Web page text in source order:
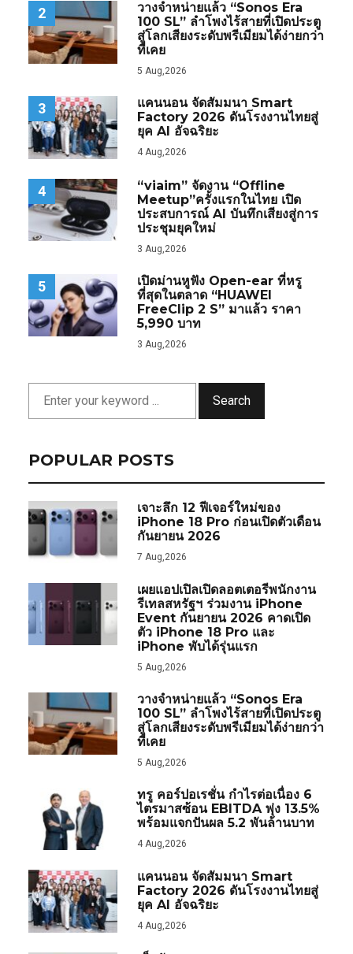
2
วางจำหน่ายแล้ว “Sonos Era
100 SL” ลำโพงไร้สายที่เปิดประตู
สู่โลกเสียงระดับพรีเมียมได้ง่ายกว่า
ที่เคย
5 Aug,2026
3
แคนนอน จัดสัมมนา Smart
Factory 2026 ดันโรงงานไทยสู่
ยุค AI อัจฉริยะ
4 Aug,2026
4
“viaim” จัดงาน “Offline
Meetup”ครั้งแรกในไทย เปิด
ประสบการณ์ AI บันทึกเสียงสู่การ
ประชุมยุคใหม่
3 Aug,2026
5
เปิดม่านหูฟัง Open-ear ที่หรู
ที่สุดในตลาด “HUAWEI
FreeClip 2 S” มาแล้ว ราคา
5,990 บาท
3 Aug,2026
Search
POPULAR POSTS
เจาะลึก 12 ฟีเจอร์ใหม่ของ
iPhone 18 Pro ก่อนเปิดตัวเดือน
กันยายน 2026
7 Aug,2026
เผยแอปเปิลเปิดลอตเตอรีพนักงาน
รีเทลสหรัฐฯ ร่วมงาน iPhone
Event กันยายน 2026 คาดเปิด
ตัว iPhone 18 Pro และ
iPhone พับได้รุ่นแรก
5 Aug,2026
วางจำหน่ายแล้ว “Sonos Era
100 SL” ลำโพงไร้สายที่เปิดประตู
สู่โลกเสียงระดับพรีเมียมได้ง่ายกว่า
ที่เคย
5 Aug,2026
ทรู คอร์ปอเรชั่น กำไรต่อเนื่อง 6
ไตรมาสซ้อน EBITDA พุ่ง 13.5%
พร้อมแจกปันผล 5.2 พันล้านบาท
4 Aug,2026
แคนนอน จัดสัมมนา Smart
Factory 2026 ดันโรงงานไทยสู่
ยุค AI อัจฉริยะ
4 Aug,2026